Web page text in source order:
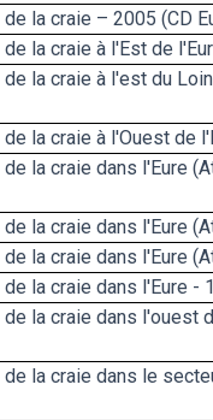
de la craie – 2005 (CD
de la craie à l'Est de
de la craie à l'est du
de la craie à l'Ouest de
de la craie dans l'Eure
de la craie dans l'Eure
de la craie dans l'Eure
de la craie dans l'Eure -
de la craie dans l'ouest
de la craie dans le